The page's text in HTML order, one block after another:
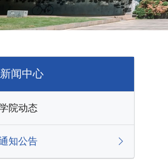
新闻中心
院动态
知公告